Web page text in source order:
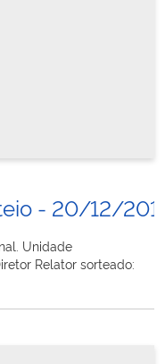
- 20/12/
Unidade
Relator sorteado: